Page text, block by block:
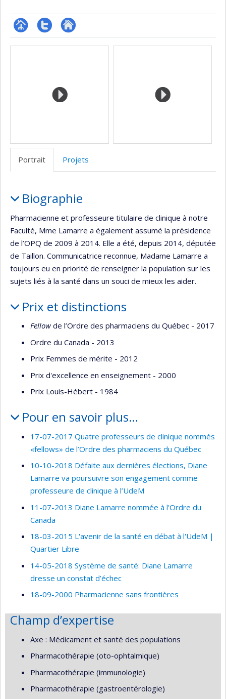
Page CompteAutre
Médias
Portrait Projets
Biographie
Pharmacienne et professeure titulaire de clinique à notre
Faculté, Mme Lamarre a également assumé la présidence
de l’OPQ de 2009 à 2014. Elle a été, depuis 2014, députée
de Taillon. Communicatrice reconnue, Madame Lamarre a
toujours eu en priorité de renseigner la population sur les
sujets liés à la santé dans un souci de mieux les aider.
Prix et distinctions
Fellow de l’Ordre des pharmaciens du Québec - 2017
Ordre du Canada - 2013
Prix Femmes de mérite - 2012
Prix d'excellence en enseignement - 2000
Prix Louis-Hébert - 1984
Pour en savoir plus…
17-07-2017 Quatre professeurs de clinique nommés
«fellows» de l’Ordre des pharmaciens du Québec
10-10-2018 Défaite aux dernières élections, Diane
Lamarre va poursuivre son engagement comme
professeure de clinique à l’UdeM
11-07-2013 Diane Lamarre nommée à l'Ordre du
Canada
18-03-2015 L'avenir de la santé en débat à l'UdeM |
Quartier Libre
14-05-2018 Système de santé: Diane Lamarre
dresse un constat d’échec
18-09-2000 Pharmacienne sans frontières
Champ d’expertise
Axe : Médicament et santé des populations
Pharmacothérapie (oto-ophtalmique)
Pharmacothérapie (immunologie)
Pharmacothérapie (gastroentérologie)